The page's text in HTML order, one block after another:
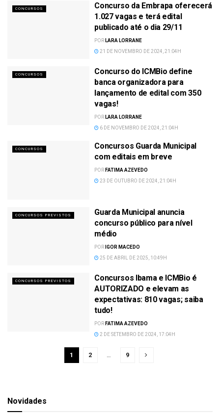
CONCURSOS
Concurso da Embrapa oferecerá
1.027 vagas e terá edital
publicado até o dia 29/11
POR LARA LORRANE
21 DE NOVEMBRO DE 2024, 21:04H
CONCURSOS
Concurso do ICMBio define
banca organizadora para
lançamento de edital com 350
vagas!
POR LARA LORRANE
6 DE NOVEMBRO DE 2024, 21:04H
CONCURSOS
Concursos Guarda Municipal
com editais em breve
POR FATIMA AZEVEDO
23 DE OUTUBRO DE 2024, 21:04H
CONCURSOS PREVISTOS
Guarda Municipal anuncia
concurso público para nível
médio
POR IGOR MACEDO
25 DE ABRIL DE 2025, 10:49H
CONCURSOS PREVISTOS
Concursos Ibama e ICMBio é
AUTORIZADO e elevam as
expectativas: 810 vagas; saiba
tudo!
POR FATIMA AZEVEDO
2 DE SETEMBRO DE 2024, 17:04H
1 2 … 9
Novidades